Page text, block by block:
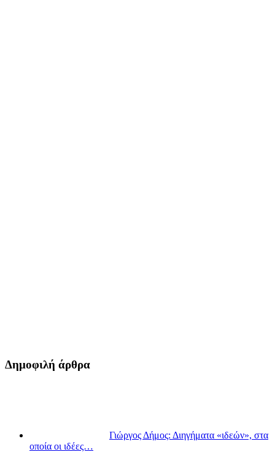
Δημοφιλή άρθρα
Γιώργος Δήμος: Διηγήματα «ιδεών», στα
οποία οι ιδέες…